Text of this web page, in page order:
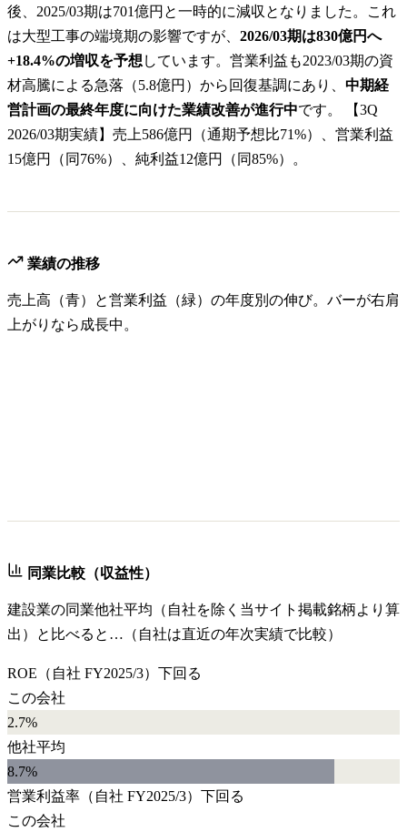
後、2025/03期は701億円と一時的に減収となりました。これ
は大型工事の端境期の影響ですが、 2026/03期は830億円へ
+18.4%の増収を予想 しています。営業利益も2023/03期の資
材高騰による急落（5.8億円）から回復基調にあり、 中期経
営計画の最終年度に向けた業績改善が進行中です。 【3Q
2026/03期実績】売上586億円（通期予想比71%）、営業利益
15億円（同76%）、純利益12億円（同85%）。
業績の推移
売上高（青）と営業利益（緑）の年度別の伸び。バーが右肩
上がりなら成長中。
同業比較（収益性）
建設業の同業他社平均（自社を除く当サイト掲載銘柄より算
出）と比べると…（自社は直近の年次実績で比較）
ROE （自社 FY2025/3） 下回る
この会社
2.7%
他社平均
8.7%
営業利益率 （自社 FY2025/3） 下回る
この会社